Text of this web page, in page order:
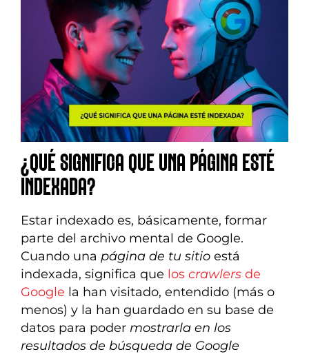
¿QUÉ SIGNIFICA QUE UNA PÁGINA ESTÉ
INDEXADA?
Estar indexado es, básicamente, formar
parte del archivo mental de Google.
Cuando una página de tu sitio está
indexada, significa que los crawlers de
Google la han visitado, entendido (más o
menos) y la han guardado en su base de
datos para poder mostrarla en los
resultados de búsqueda de Google